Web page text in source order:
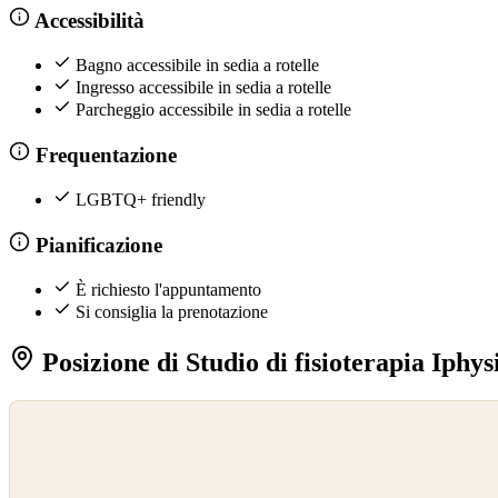
Accessibilità
Bagno accessibile in sedia a rotelle
Ingresso accessibile in sedia a rotelle
Parcheggio accessibile in sedia a rotelle
Frequentazione
LGBTQ+ friendly
Pianificazione
È richiesto l'appuntamento
Si consiglia la prenotazione
Posizione di Studio di fisioterapia